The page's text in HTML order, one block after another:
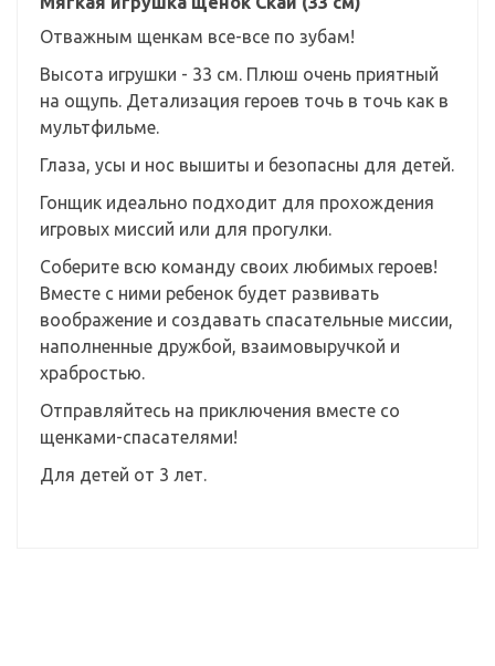
Отважным щенкам все-все по зубам!
Высота игрушки - 33 см. Плюш очень приятный
на ощупь. Детализация героев точь в точь как в
мультфильме.
Глаза, усы и нос вышиты и безопасны для детей.
Гонщик идеально подходит для прохождения
игровых миссий или для прогулки.
Соберите всю команду своих любимых героев!
Вместе с ними ребенок будет развивать
воображение и создавать спасательные миссии,
наполненные дружбой, взаимовыручкой и
храбростью.
Отправляйтесь на приключения вместе со
щенками-спасателями!
Для детей от 3 лет.